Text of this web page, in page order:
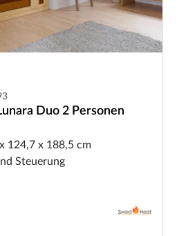
Duo 2 Personen
124,7 x 188,5 cm
Steuerung